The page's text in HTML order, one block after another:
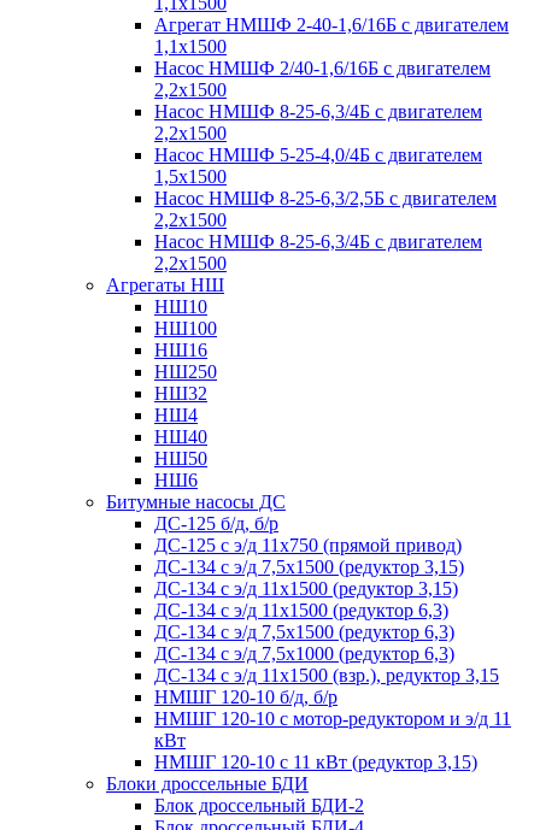
Агрегат НМШФ 2-40-1,6/16Б с двигателем
1,1х1500
Насос НМШФ 2/40-1,6/16Б с двигателем
2,2х1500
Насос НМШФ 8-25-6,3/4Б с двигателем
2,2х1500
Насос НМШФ 5-25-4,0/4Б с двигателем
1,5х1500
Насос НМШФ 8-25-6,3/2,5Б с двигателем
2,2х1500
Насос НМШФ 8-25-6,3/4Б с двигателем
2,2х1500
Агрегаты НШ
НШ10
НШ100
НШ16
НШ250
НШ32
НШ4
НШ40
НШ50
НШ6
Битумные насосы ДС
ДС-125 б/д, б/р
ДС-125 с э/д 11х750 (прямой привод)
ДС-134 с э/д 7,5х1500 (редуктор 3,15)
ДС-134 с э/д 11х1500 (редуктор 3,15)
ДС-134 с э/д 11х1500 (редуктор 6,3)
ДС-134 с э/д 7,5х1500 (редуктор 6,3)
ДС-134 с э/д 7,5х1000 (редуктор 6,3)
ДС-134 с э/д 11х1500 (взр.), редуктор 3,15
НМШГ 120-10 б/д, б/р
НМШГ 120-10 с мотор-редуктором и э/д 11
кВт
НМШГ 120-10 с 11 кВт (редуктор 3,15)
Блоки дроссельные БДИ
Блок дроссельный БДИ-2